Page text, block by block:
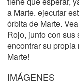
a Marte. ejecutar
órbita de Marte.
Rojo, junto con sus
encontrar su
Marte!
IMÁGENES